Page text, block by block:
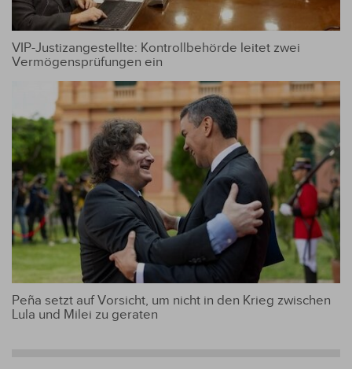
VIP-Justizangestellte: Kontrollbehörde leitet zwei
Vermögensprüfungen ein
Peña setzt auf Vorsicht, um nicht in den Krieg zwischen
Lula und Milei zu geraten